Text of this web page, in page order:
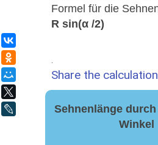
Formel für die
R sin(α /2)
Share the
Sehnenlänge
Winkel
Мой Мир
LiveJournal